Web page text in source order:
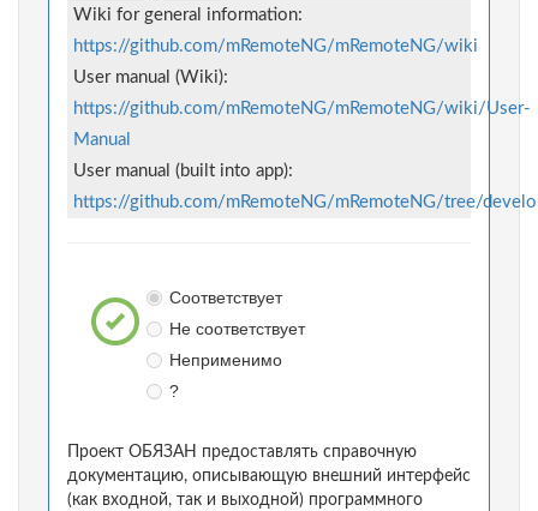
Wiki for general information:
https://github.com/mRemoteNG/mRemoteNG/wiki
User manual (Wiki):
https://github.com/mRemoteNG/mRemoteNG/wiki/User-
Manual
User manual (built into app):
https://github.com/mRemoteNG/mRemoteNG/tree/
Соответствует
Не соответствует
Неприменимо
?
Проект ОБЯЗАН предоставлять справочную
документацию, описывающую внешний интерфейс
(как входной, так и выходной) программного